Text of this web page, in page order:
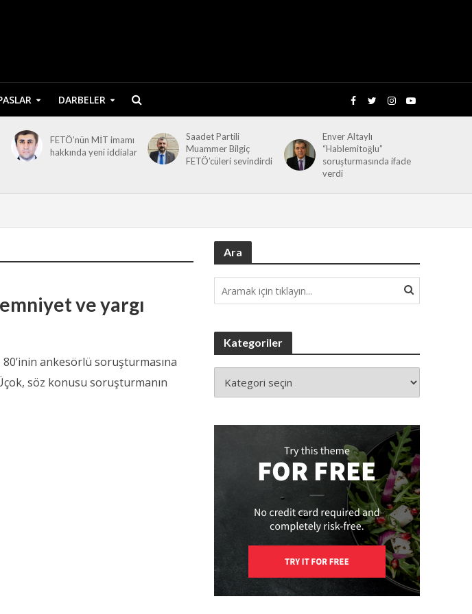
DARBELER
FETÖ’nün MİT imamı
hakkında yeni iddialar
Saadet Partili
Muammer Bilgiç
FETÖ’cüleri sevindirdi
Enver Altaylı
“Hablemitoğlu”
soruşturmasında ifade
verdi
ve yargı
ankesörlü soruşturmasına
söz konusu soruşturmanın
Ara
Kategoriler